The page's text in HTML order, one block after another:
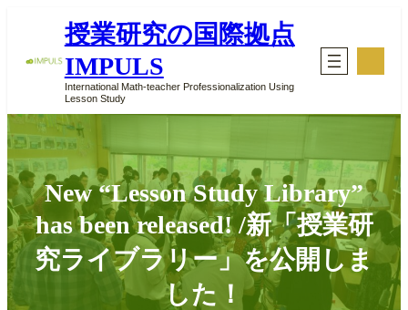
プ
授業研究の国際拠点
IMPULS
International Math-teacher Professionalization Using
Lesson Study
コ
ン
New “Lesson Study Library”
has been released! /新「授業研
究ライブラリー」を公開しま
した！